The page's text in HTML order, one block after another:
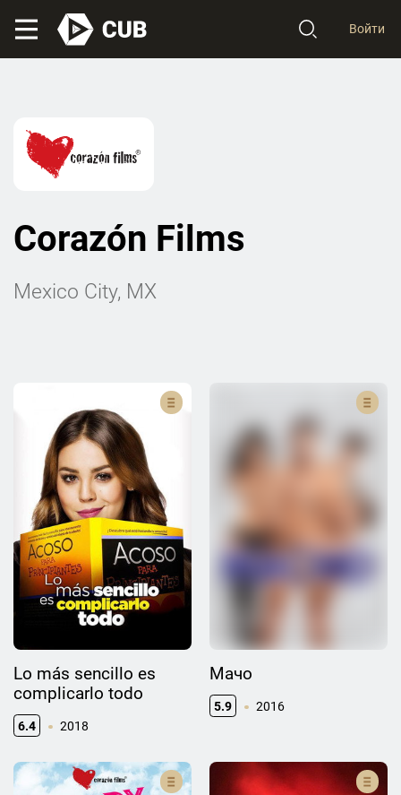
Войти
Corazón Films
Mexico City, MX
Lo más sencillo es
complicarlo todo
6.4 2018
Мачо
5.9 2016